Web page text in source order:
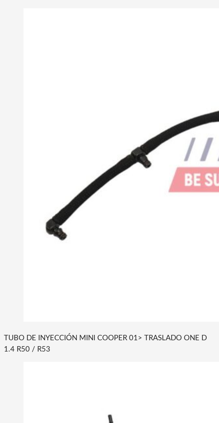
TUBO DE INYECCIÓN MINI COOPER 01> TRASLADO ONE D
1.4 R50 / R53